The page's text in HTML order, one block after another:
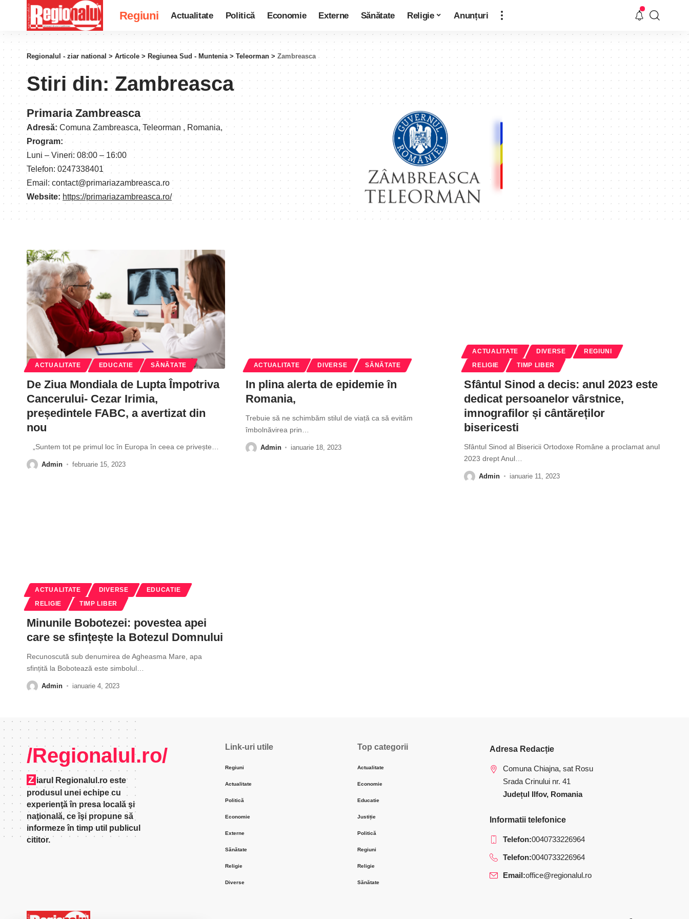
Regiuni Actualitate Politică Economie Externe Sănătate Religie Anunțuri
Regionalul - ziar national > Articole > Regiunea Sud - Muntenia>Teleorman > Zambreasca
Stiri din:Zambreasca
Primaria Zambreasca
Adresă:Comuna Zambreasca, Teleorman , Romania,
Program:
Luni – Vineri: 08:00 – 16:00
Telefon: 0247338401
Email: contact@primariazambreasca.ro
Website: https://primariazambreasca.ro/
ACTUALITATE EDUCATIE SĂNĂTATE
De Ziua Mondiala de Lupta Împotriva
Cancerului- Cezar Irimia,
președintele FABC, a avertizat din
nou
„Suntem tot pe primul loc în Europa în ceea ce privește
Admin februarie 15, 2023
ACTUALITATE DIVERSE SĂNĂTATE
In plina alerta de epidemie în
Romania,
Trebuie să ne schimbăm stilul de viață ca să evităm
îmbolnăvirea prin
Admin ianuarie 18, 2023
ACTUALITATE DIVERSE REGIUNI
RELIGIE TIMP LIBER
Sfântul Sinod a decis: anul 2023 este
dedicat persoanelor vârstnice,
imnografilor și cântăreților
bisericesti
Sfântul Sinod al Bisericii Ortodoxe Române a proclamat anul
2023 drept Anul
Admin ianuarie 11, 2023
ACTUALITATE DIVERSE EDUCATIE
RELIGIE TIMP LIBER
Minunile Bobotezei: povestea apei
care se sfințește la Botezul Domnului
Recunoscută sub denumirea de Agheasma Mare, apa
sfințită la Bobotează este simbolul
Admin ianuarie 4, 2023
/Regionalul.ro/
Z iarul Regionalul.ro este
produsul unei echipe cu
experienţă în presa locală şi
naţională, ce îşi propune să
informeze în timp util publicul
cititor.
Link-uri utile
Regiuni
Actualitate
Politică
Economie
Externe
Sănătate
Religie
Diverse
Top categorii
Actualitate
Economie
Educatie
Justiție
Politică
Regiuni
Religie
Sănătate
Adresa Redacție
Comuna Chiajna, sat Rosu
Srada Crinului nr. 41
Județul Ilfov, Romania
Informatii telefonice
Telefon:0040733226964
Telefon:0040733226964
Email:office@regionalul.ro